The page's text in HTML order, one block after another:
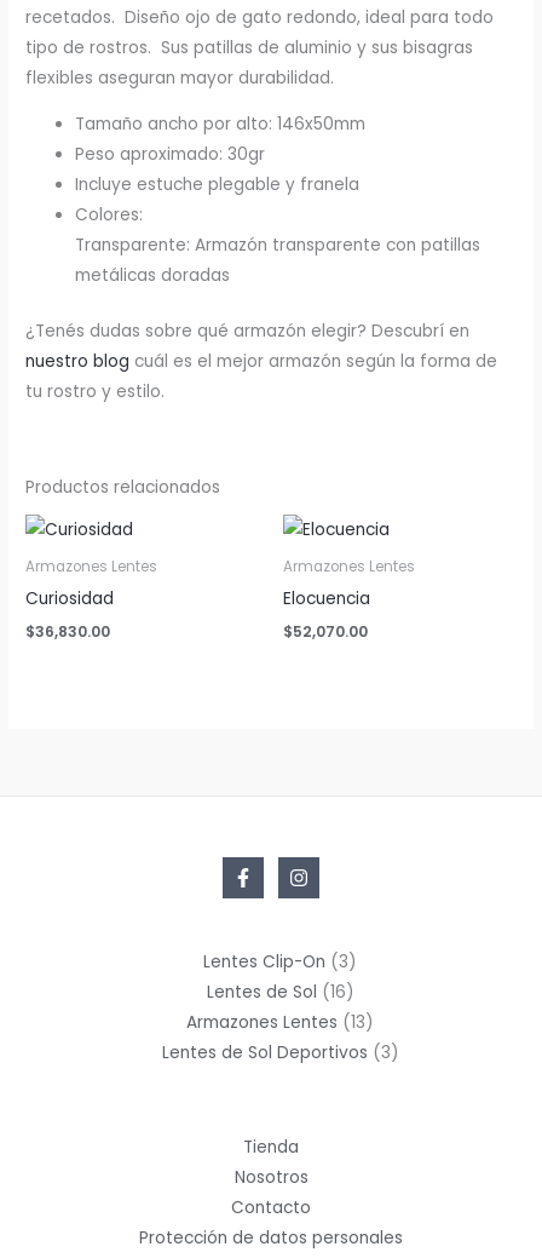
recetados. Diseño ojo de gato redondo, ideal para todo
tipo de rostros. Sus patillas de aluminio y sus bisagras
flexibles aseguran mayor durabilidad.
Tamaño ancho por alto: 146x50mm
Peso aproximado: 30gr
Incluye estuche plegable y franela
Colores:
Transparente: Armazón transparente con patillas
metálicas doradas
¿Tenés dudas sobre qué armazón elegir? Descubrí en
nuestro blog cuál es el mejor armazón según la forma de
tu rostro y estilo.
Productos relacionados
Armazones Lentes
Curiosidad
$36,830.00
Armazones Lentes
Elocuencia
$52,070.00
Lentes Clip-On 33
productos
Lentes de Sol 1616
productos
Armazones Lentes 1313
productos
Lentes de Sol Deportivos 33
Tienda
Nosotros
Contacto
Protección de datos personales